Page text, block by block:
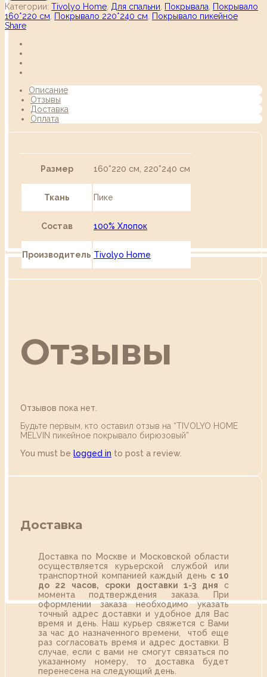
Категории: Tivolyo Home Для спальни Покрывала
Покрывало
160*220 см
Покрывало 220*240 см
Покрывало пикейное
Share
Описание
Отзывы
Доставка
Оплата
Размер 160*220 см, 220*240 см
Ткань Пике
Состав 100% Хлопок
Производитель Tivolyo Home
Отзывы
Отзывов пока нет.
Будьте первым, кто оставил отзыв на “TIVOLYO HOME
MELVIN пикейное покрывало бирюзовый”
You must be logged in to post a review.
Доставка
Доставка по Москве и Московской области
осуществляется курьерской службой или
транспортной компанией каждый день с 10
до 22 часов,
сроки доставки 1-3 дня с
момента подтверждения заказа. При
оформлении заказа необходимо указать
точный адрес доставки и удобное для Вас
время и день. Наш курьер свяжется с Вами
за час до назначенного времени, чтоб еще
раз согласовать время и адрес доставки. В
случае, если с вами не смогут связаться по
указанному номеру, то доставка будет
перенесена на следующий день.